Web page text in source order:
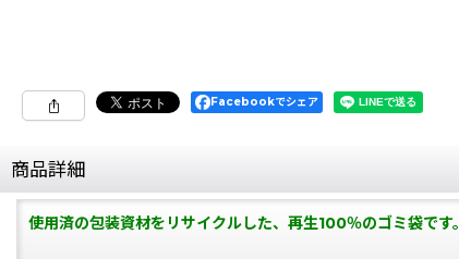
Facebookでシェア
商品詳細
使用済の包装資材をリサイクルした、再生100％のゴミ袋です。